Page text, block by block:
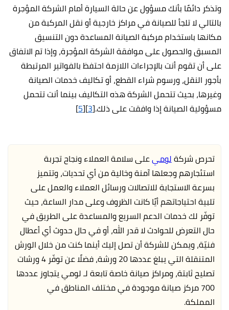
وتذكر دائمًا بأنك مسؤول عن حالة السيارة أمام الشركة المؤجرة
بالتالي لا تلجأ للصيانة في مراكز خارجية أو نقل المركبة من
مكانها باستخدام مركبة الصيانة المساعدة دون التنسيق
المسبق والحصول على موافقة الشركة المؤجرة، وإذا تم الاتفاق
على أن تقوم أنت بالإجراءات اللازمة احتفظ بالفواتير المرتبطة
بأجور النقل، ورسوم شراء القطع، أو تكاليف خدمات الصيانة
وغيرها، بحيث تتحمل الشركة هذه التكاليف بينما أنت تتحمل
مسؤولية الصيانة إذا وافقت على ذلك.[3
][
5
]
تحرص شركةلوميعلى سلامة العملاء ونجاح تجربة
استئجارهم وجعلها آمنة وخالية من أي تحديات، وتتميز
بسرعة الاستجابة للاتصالات ورسائل العملاء والعمل على
تلبية احتياجاتهم أيًا كانت الظروف وعلى مدار الساعة، حيث
توفّر لك خدمات الدعم السريع والمساعدة على الطريق في
حال التعرض للحوادث لا قدر الله، أو في حال حدوث أي أعطال
فنيّة، ويمكن للشركة أن تصل إليك أينما كنت من خلال الورش
المتنقلة التي يبلغ عددها 20 ورشة، فضلًا عن توفّر 4 ورشات
تصليح ثابتة، ومراكز صيانة خاصة تابعة لـ لومي يتجاوز عددها
700 مركز صيانة موجودة في مختلف المناطق في
المملكة.